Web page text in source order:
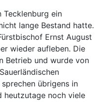
Tecklenburg ein
lange Bestand hatte.
Ernst August
wieder aufleben. Die
Betrieb und wurde von
übrigens in
heutzutage noch viele